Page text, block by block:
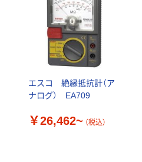
エスコ 絶縁抵抗計（ア
ナログ） EA709
￥26,462~ （税込）